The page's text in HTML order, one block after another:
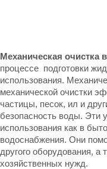
Механическая очистка
процессе подготовки
использования.
механической очистки
частицы, песок, ил и
безопасность воды. Эти
использования как в
водоснабжения. Они
другого оборудования,
хозяйственных нужд.